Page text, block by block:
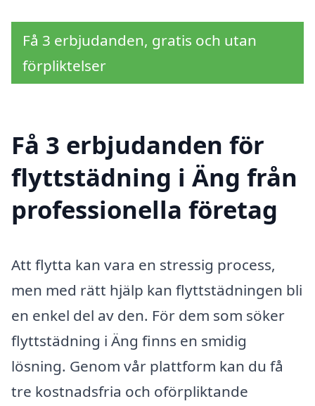
Få 3 erbjudanden, gratis och utan
förpliktelser
Få 3 erbjudanden för
flyttstädning i Äng från
professionella företag
Att flytta kan vara en stressig process,
men med rätt hjälp kan flyttstädningen bli
en enkel del av den. För dem som söker
flyttstädning i Äng finns en smidig
lösning. Genom vår plattform kan du få
tre kostnadsfria och oförpliktande